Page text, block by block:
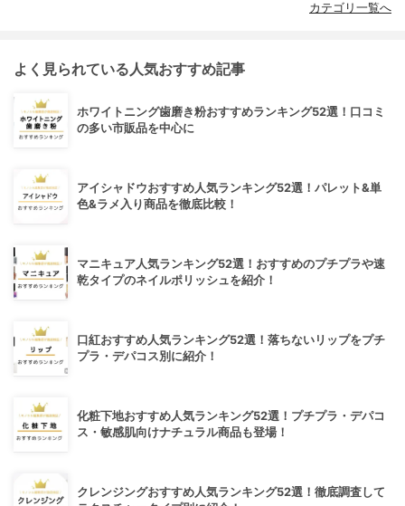
カテゴリ一覧へ
よく見られている人気おすすめ記事
ホワイトニング歯磨き粉おすすめランキング52選！口コミ
の多い市販品を中心に
アイシャドウおすすめ人気ランキング52選！パレット&単
色&ラメ入り商品を徹底比較！
マニキュア人気ランキング52選！おすすめのプチプラや速
乾タイプのネイルポリッシュを紹介！
口紅おすすめ人気ランキング52選！落ちないリップをプチ
プラ・デパコス別に紹介！
化粧下地おすすめ人気ランキング52選！プチプラ・デパコ
ス・敏感肌向けナチュラル商品も登場！
クレンジングおすすめ人気ランキング52選！徹底調査して